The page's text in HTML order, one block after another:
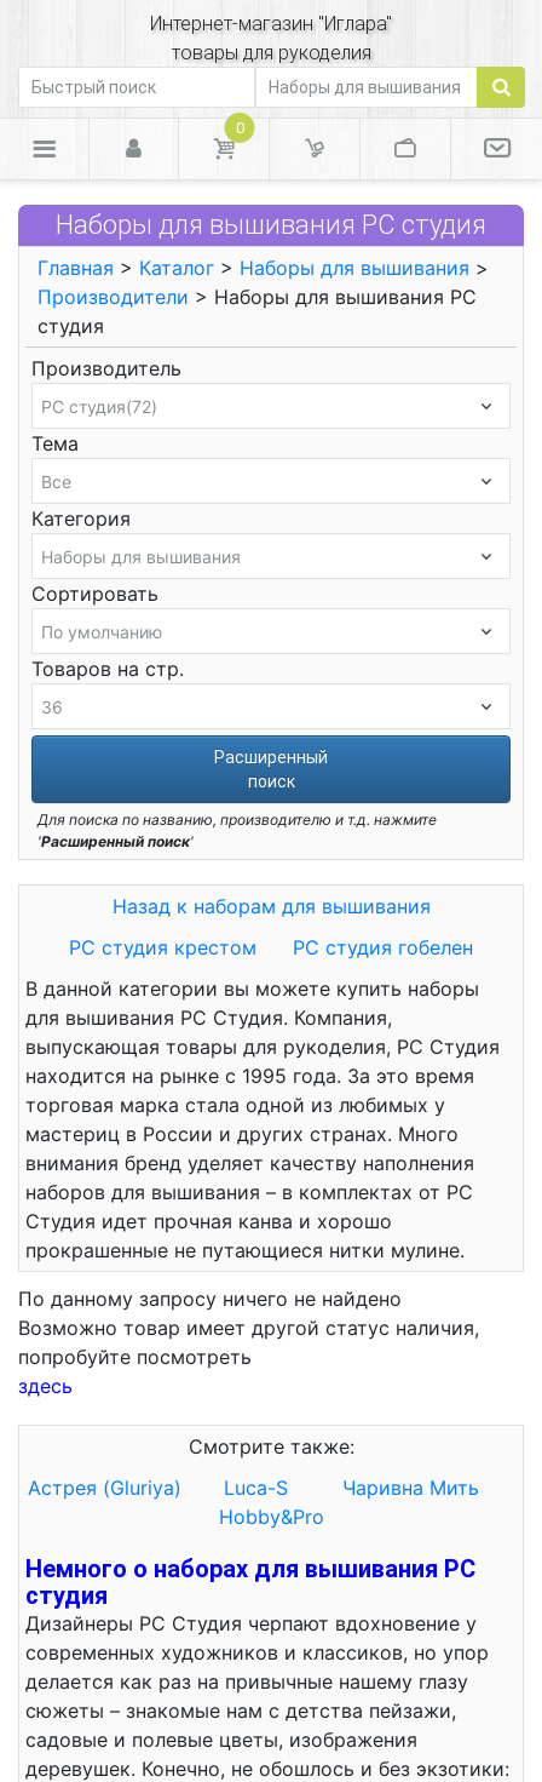
Интернет-магазин "Иглара"
товары для рукоделия
0
Наборы для вышивания РС студия
Главная > Каталог > Наборы для вышивания >
Производители > Наборы для вышивания РС
студия
Производитель
Тема
Категория
Сортировать
Товаров на стр.
Расширенный
поиск
Для поиска по названию, производителю и т.д. нажмите
'Расширенный поиск'
Назад к наборам для вышивания
РС студия крестом
РС студия гобелен
В данной категории вы можете купить наборы
для вышивания РС Студия. Компания,
выпускающая товары для рукоделия, РС Студия
находится на рынке с 1995 года. За это время
торговая марка стала одной из любимых у
мастериц в России и других странах. Много
внимания бренд уделяет качеству наполнения
наборов для вышивания – в комплектах от РС
Студия идет прочная канва и хорошо
прокрашенные не путающиеся нитки мулине.
По данному запросу ничего не найдено
Возможно товар имеет другой статус наличия,
попробуйте посмотреть
здесь
Смотрите также:
Астрея (Gluriya)
Luca-S
Чаривна Мить
Hobby&Pro
Немного о наборах для вышивания РС
студия
Дизайнеры РС Студия черпают вдохновение у
современных художников и классиков, но упор
делается как раз на привычные нашему глазу
сюжеты – знакомые нам с детства пейзажи,
садовые и полевые цветы, изображения
деревушек. Конечно, не обошлось и без экзотики: